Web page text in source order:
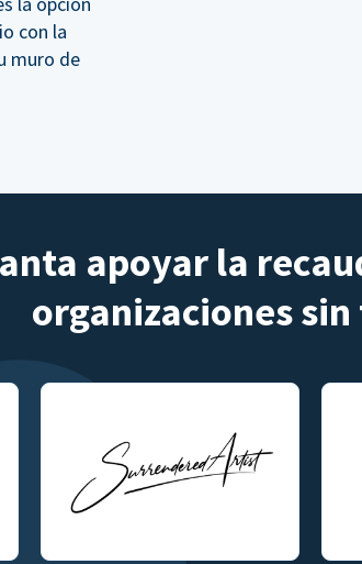
con la
muro de
apoyar la
organizaciones